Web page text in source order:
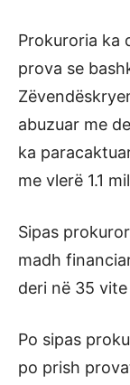
Prokuroria ka
prova se
abuzuar me
ka
me vlerë 1.1
Sipas
madh
deri në 35
Po sipas
po prish